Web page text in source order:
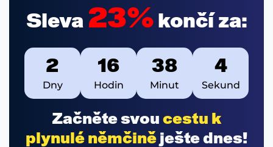
Sleva 23%končí za:
2
Dny
16
Hodin
38
Minut
3
Sekund
Začněte svou cestu k
plynulé němčině ješte dnes!